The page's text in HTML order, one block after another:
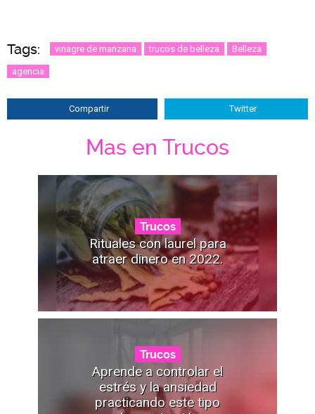
Tags: vinagre de manzana trucos de belleza Belleza
agencia
Compartir Twitter
Mas en Trucos
Trucos
Rituales con laurel para
atraer dinero en 2022.
Trucos
Aprende a controlar el
estrés y la ansiedad
practicando este tipo